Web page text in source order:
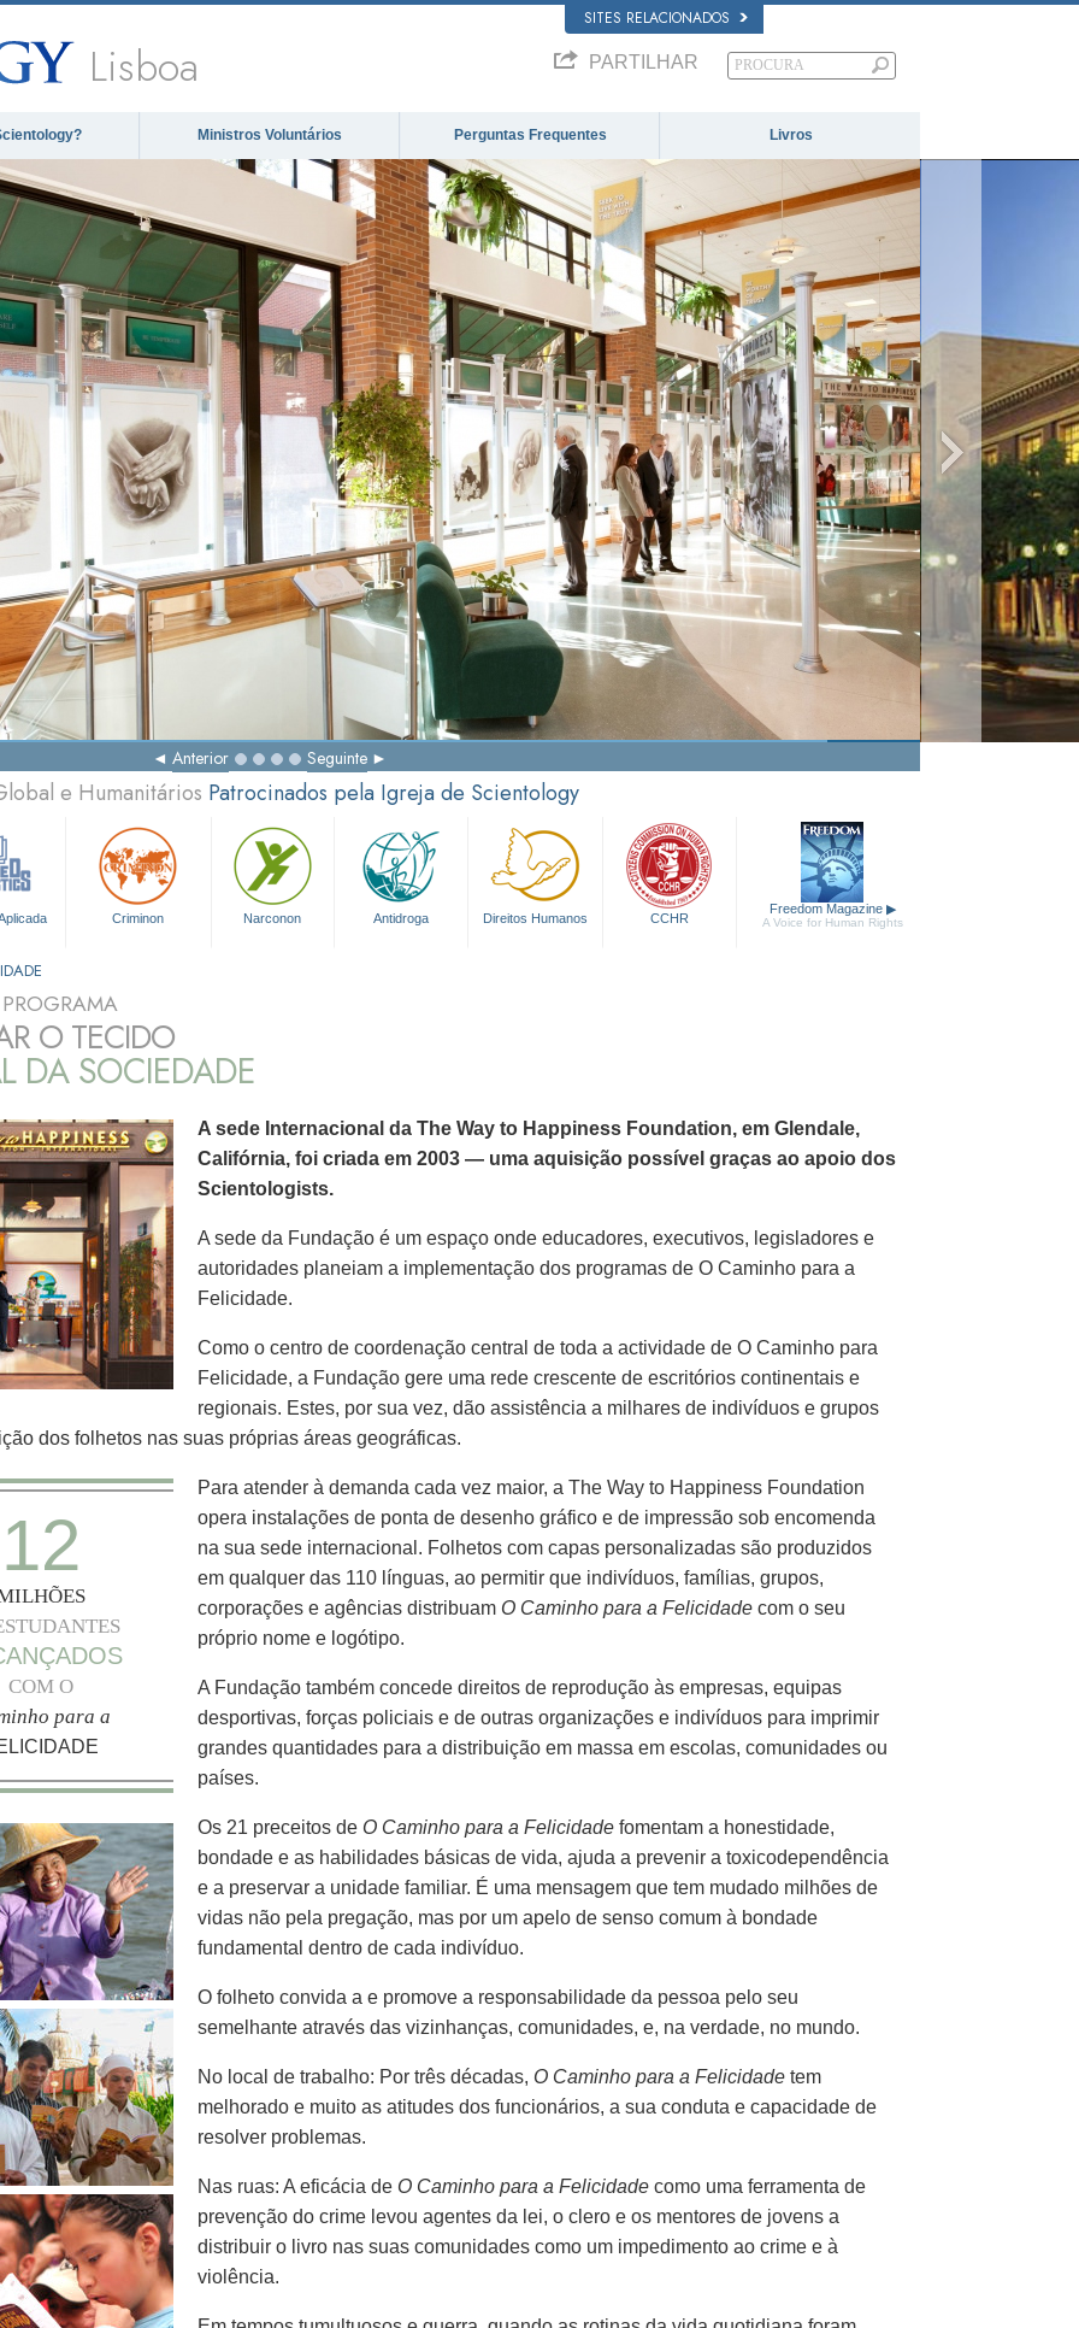
SITES RELACIONADOS
Lisboa PARTILHAR
Ministros Voluntários Perguntas Frequentes Livros
O Caminho para a Felicidade: Um
Código Moral Não Religioso
Anterior Seguinte
e Humanitários Patrocinados pela Igreja de Scientology
Criminon Narconon Antidroga Direitos Humanos CCHR
Freedom Magazine ▶
A Voice for Human Rights
O TECIDO
DA SOCIEDADE
A sede Internacional da The Way to Happiness Foundation, em Glendale,
Califórnia, foi criada em 2003 — uma aquisição possível graças ao apoio dos
Scientologists.
A sede da Fundação é um espaço onde educadores, executivos, legisladores e
autoridades planeiam a implementação dos programas de O Caminho para a
Felicidade.
Como o centro de coordenação central de toda a actividade de O Caminho para
Felicidade, a Fundação gere uma rede crescente de escritórios continentais e
regionais. Estes, por sua vez, dão assistência a milhares de indivíduos e grupos
dos folhetos nas suas próprias áreas geográficas.
12
COM O
para a
Para atender à demanda cada vez maior, a The Way to Happiness Foundation
opera instalações de ponta de desenho gráfico e de impressão sob encomenda
na sua sede internacional. Folhetos com capas personalizadas são produzidos
em qualquer das 110 línguas, ao permitir que indivíduos, famílias, grupos,
corporações e agências distribuam O Caminho para a Felicidade com o seu
próprio nome e logótipo.
A Fundação também concede direitos de reprodução às empresas, equipas
desportivas, forças policiais e de outras organizações e indivíduos para imprimir
grandes quantidades para a distribuição em massa em escolas, comunidades ou
países.
Os 21 preceitos de O Caminho para a Felicidade fomentam a honestidade,
bondade e as habilidades básicas de vida, ajuda a prevenir a toxicodependência
e a preservar a unidade familiar. É uma mensagem que tem mudado milhões de
vidas não pela pregação, mas por um apelo de senso comum à bondade
fundamental dentro de cada indivíduo.
O folheto convida a e promove a responsabilidade da pessoa pelo seu
semelhante através das vizinhanças, comunidades, e, na verdade, no mundo.
No local de trabalho: Por três décadas, O Caminho para a Felicidade tem
melhorado e muito as atitudes dos funcionários, a sua conduta e capacidade de
resolver problemas.
Nas ruas: A eficácia de O Caminho para a Felicidade como uma ferramenta de
prevenção do crime levou agentes da lei, o clero e os mentores de jovens a
distribuir o livro nas suas comunidades como um impedimento ao crime e à
violência.